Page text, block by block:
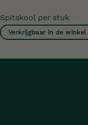
Spitskool per stuk
Verkrijgbaar in de winkel